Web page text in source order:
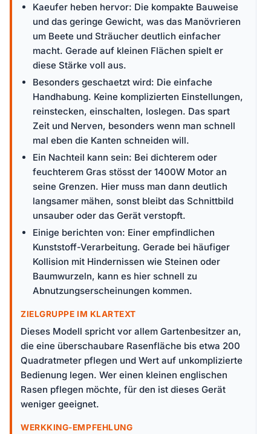
Kaeufer heben hervor: Die kompakte Bauweise
und das geringe Gewicht, was das Manövrieren
um Beete und Sträucher deutlich einfacher
macht. Gerade auf kleinen Flächen spielt er
diese Stärke voll aus.
Besonders geschaetzt wird: Die einfache
Handhabung. Keine komplizierten Einstellungen,
reinstecken, einschalten, loslegen. Das spart
Zeit und Nerven, besonders wenn man schnell
mal eben die Kanten schneiden will.
Ein Nachteil kann sein: Bei dichterem oder
feuchterem Gras stösst der 1400W Motor an
seine Grenzen. Hier muss man dann deutlich
langsamer mähen, sonst bleibt das Schnittbild
unsauber oder das Gerät verstopft.
Einige berichten von: Einer empfindlichen
Kunststoff-Verarbeitung. Gerade bei häufiger
Kollision mit Hindernissen wie Steinen oder
Baumwurzeln, kann es hier schnell zu
Abnutzungserscheinungen kommen.
ZIELGRUPPE IM KLARTEXT
Dieses Modell spricht vor allem Gartenbesitzer an,
die eine überschaubare Rasenfläche bis etwa 200
Quadratmeter pflegen und Wert auf unkomplizierte
Bedienung legen. Wer einen kleinen englischen
Rasen pflegen möchte, für den ist dieses Gerät
weniger geeignet.
WERKKING-EMPFEHLUNG